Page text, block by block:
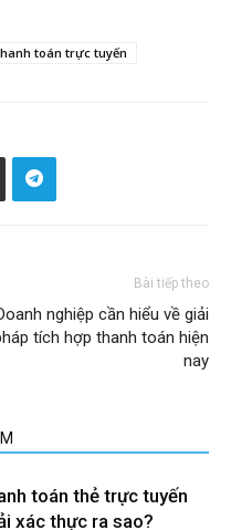
toán trực tuyến
Bài tiếp theo
nghiệp cần hiểu về giải
tích hợp thanh toán hiện
nay
toán thẻ trực tuyến
xác thực ra sao?